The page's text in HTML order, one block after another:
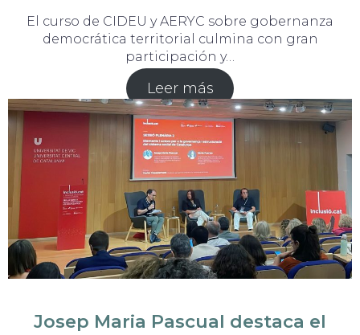
El curso de CIDEU y AERYC sobre gobernanza
democrática territorial culmina con gran
participación y…
Leer más
Josep Maria Pascual destaca el